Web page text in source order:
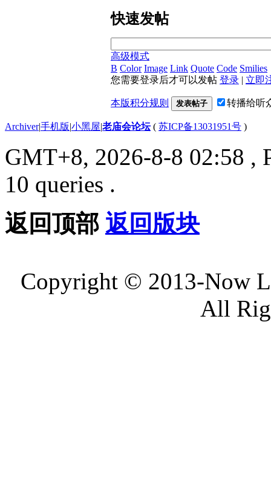
快速发帖
高级模式
B Color Image Link Quote Code Smilies
您需要登录后才可以发帖 登录 | 立即
本版积分规则 发表帖子 转播给听
Archiver|手机版|小黑屋|老庙会论坛( 苏ICP备13031951号 )
GMT+8, 2026-8-8 02:58 ,
10 queries .
返回顶部 返回版块
Copyright © 2013-Now
All